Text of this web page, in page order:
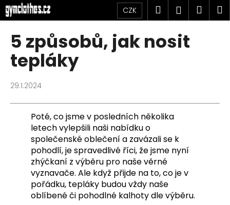
Přejít
na
obsah
CZK Hledat
5 způsobů, jak nosit
tepláky
29.1.2024
Poté, co jsme v posledních několika
letech vylepšili naši nabídku o
společenské oblečení a zavázali se k
pohodlí, je spravedlivé říci, že jsme nyní
zhýčkaní z výběru pro naše věrné
vyznavače. Ale když přijde na to, co je v
pořádku, tepláky budou vždy naše
oblíbené či pohodlné kalhoty dle výběru.
K
o
C
o
p
t